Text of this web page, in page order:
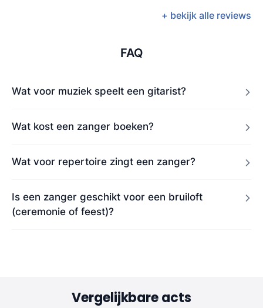
+ bekijk alle reviews
FAQ
Wat voor muziek speelt een gitarist?
Wat kost een zanger boeken?
Wat voor repertoire zingt een zanger?
Is een zanger geschikt voor een bruiloft
(ceremonie of feest)?
Vergelijkbare acts